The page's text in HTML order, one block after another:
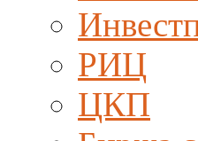
РИЦ
ЦКП